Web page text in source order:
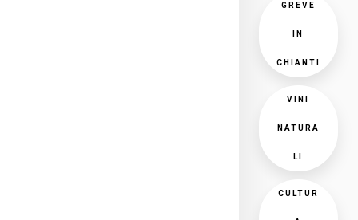
GREVE
IN
CHIANTI
VINI
NATURA
LI
CULTUR